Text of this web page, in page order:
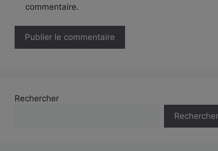
commentaire.
Rechercher
Rechercher